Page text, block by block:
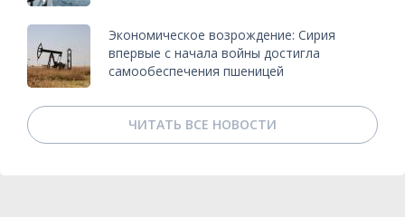
Экономическое возрождение: Сирия
впервые с начала войны достигла
самообеспечения пшеницей
ЧИТАТЬ ВСЕ НОВОСТИ